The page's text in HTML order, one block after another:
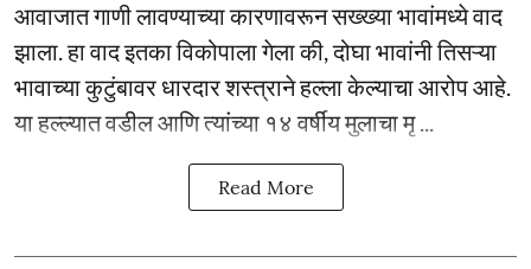
आवाजात गाणी लावण्याच्या कारणावरून सख्ख्या भावांमध्ये वाद
झाला. हा वाद इतका विकोपाला गेला की, दोघा भावांनी तिसऱ्या
भावाच्या कुटुंबावर धारदार शस्त्राने हल्ला केल्याचा आरोप आहे.
या हल्ल्यात वडील आणि त्यांच्या १४ वर्षीय मुलाचा मृ ...
Read More